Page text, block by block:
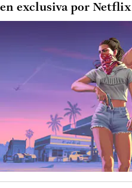
en exclusiva por Netflix